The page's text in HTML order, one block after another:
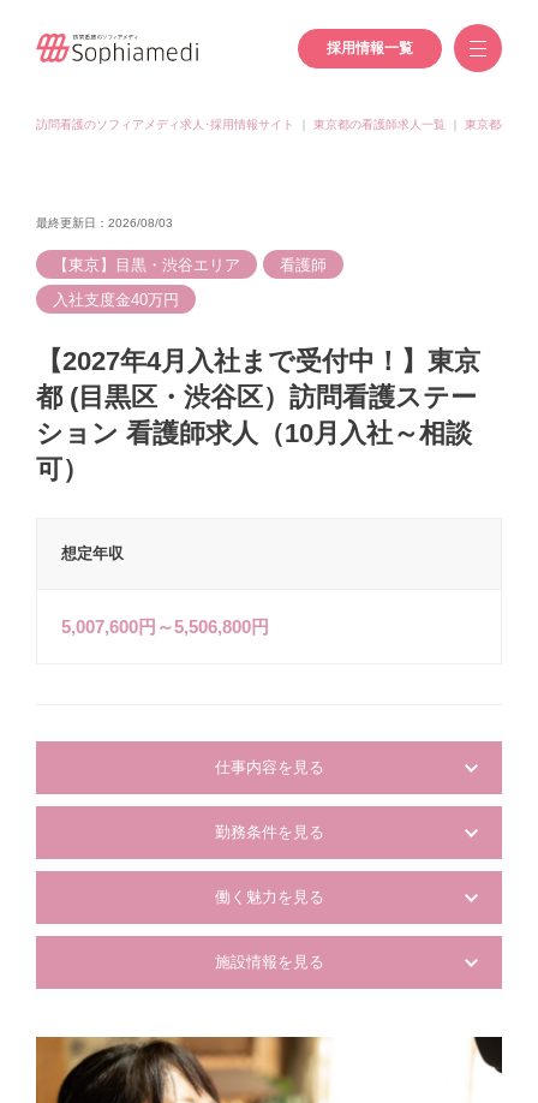
採用情報一覧
訪問看護のソフィアメディ求人･採用情報サイト 東京都の看護師求人一覧 東京都(渋谷
最終更新日：2026/08/03
【東京】目黒・渋谷エリア
看護師
入社支度金40万円
【2027年4月入社まで受付中！】東京
都 (目黒区・渋谷区）訪問看護ステー
ション 看護師求人（10月入社～相談
可）
想定年収
5,007,600円～5,506,800円
仕事内容を見る
勤務条件を見る
働く魅力を見る
施設情報を見る